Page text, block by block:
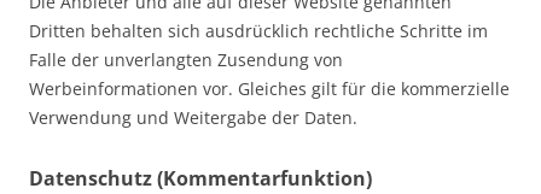
Dritten behalten sich ausdrücklich rechtliche Schritte im
Falle der unverlangten Zusendung von
Werbeinformationen vor. Gleiches gilt für die kommerzielle
Verwendung und Weitergabe der Daten.
Datenschutz (Kommentarfunktion)